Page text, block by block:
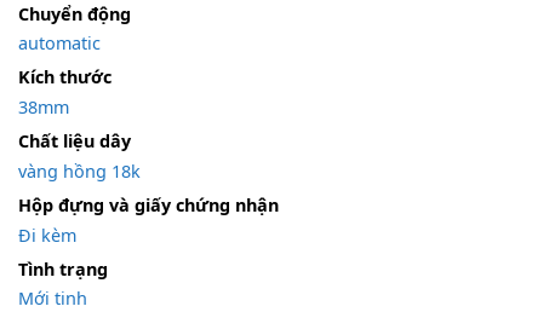
Chuyển động
automatic
Kích thước
38mm
Chất liệu dây
vàng hồng 18k
Hộp đựng và giấy chứng nhận
Đi kèm
Tình trạng
Mới tinh